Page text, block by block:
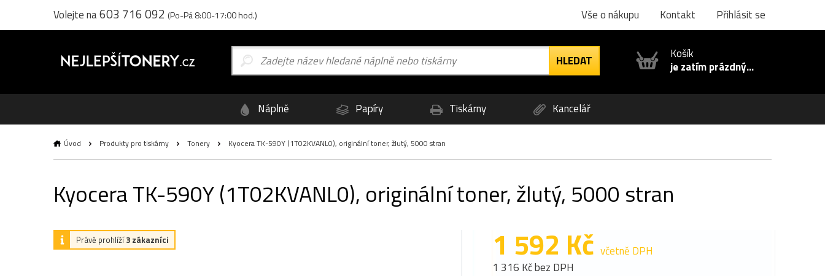
Volejte na603 716 092 (Po-Pá 8:00-17:00 hod.) Vše o nákupu Kontakt Přihlásit se
Košík
je zatím prázdný...
Náplně Papíry Tiskárny Kancelář
Úvod Produkty pro tiskárny Tonery Kyocera TK-590Y (1T02KVANL0), originální toner, žlutý, 5000 stran
Kyocera TK-590Y (1T02KVANL0), originální toner, žlutý, 5000 stran
Právě prohlíží3 zákazníci 1 592 Kč včetně DPH
1 316 Kč bez DPH